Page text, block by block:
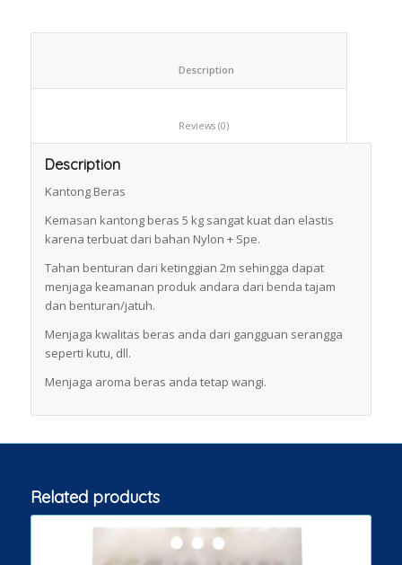
						Reviews (0)
Description
Kantong Beras
Kemasan kantong beras 5 kg sangat kuat dan elastis
karena terbuat dari bahan Nylon + Spe.
Tahan benturan dari ketinggian 2m sehingga dapat
menjaga keamanan produk andara dari benda tajam
dan benturan/jatuh.
Menjaga kwalitas beras anda dari gangguan serangga
seperti kutu, dll.
Menjaga aroma beras anda tetap wangi.
Related products